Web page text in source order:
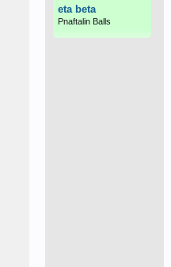
eta beta
Pnaftalin Balls